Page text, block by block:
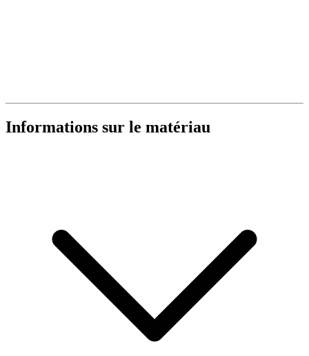
Informations sur le matériau